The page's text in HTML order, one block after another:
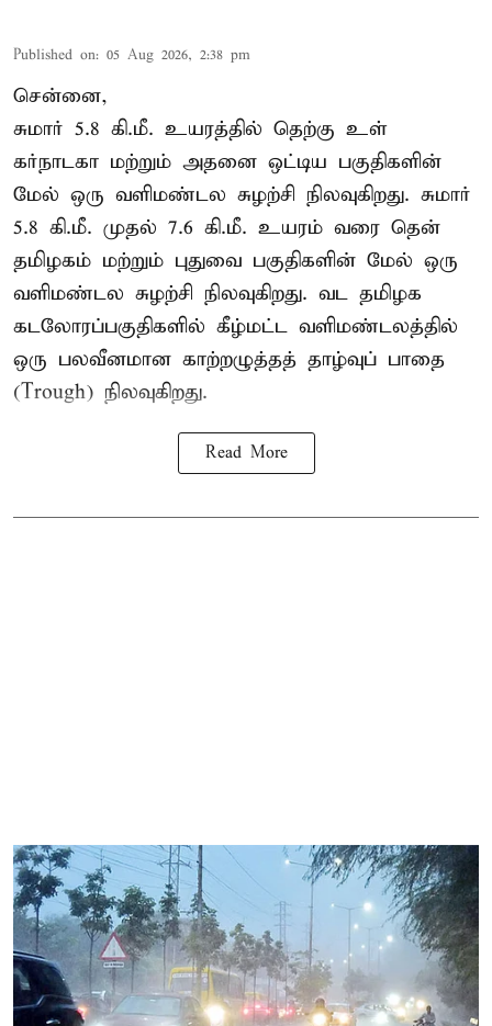
Published on: 05 Aug 2026, 2:38 pm
சென்னை,
சுமார் 5.8 கி.மீ. உயரத்தில் தெற்கு உள்
கர்நாடகா மற்றும் அதனை ஒட்டிய பகுதிகளின்
மேல் ஒரு வளிமண்டல சுழற்சி நிலவுகிறது. சுமார்
5.8 கி.மீ. முதல் 7.6 கி.மீ. உயரம் வரை தென்
தமிழகம் மற்றும் புதுவை பகுதிகளின் மேல் ஒரு
வளிமண்டல சுழற்சி நிலவுகிறது. வட தமிழக
கடலோரப்பகுதிகளில் கீழ்மட்ட வளிமண்டலத்தில்
ஒரு பலவீனமான காற்றழுத்தத் தாழ்வுப் பாதை
(Trough) நிலவுகிறது.
Read More